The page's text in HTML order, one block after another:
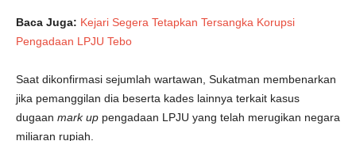
Baca Juga: Kejari Segera Tetapkan Tersangka Korupsi
Pengadaan LPJU Tebo
Saat dikonfirmasi sejumlah wartawan, Sukatman membenarkan
jika pemanggilan dia beserta kades lainnya terkait kasus
dugaan mark up pengadaan LPJU yang telah merugikan negara
miliaran rupiah.